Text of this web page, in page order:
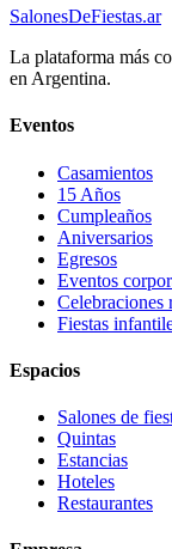
SalonesDeFiestas.ar
La plataforma más
en Argentina.
Eventos
Casamientos
15 Años
Cumpleaños
Aniversarios
Egresos
Eventos
Celebraciones
Fiestas
Espacios
Salones de
Quintas
Estancias
Hoteles
Restaurantes